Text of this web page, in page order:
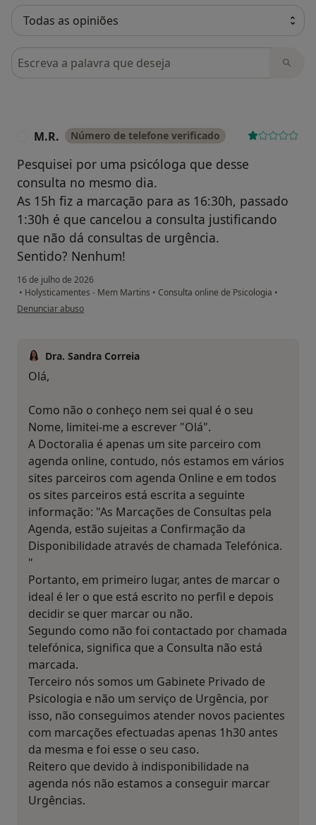
Pesquisar em opiniões
M.R. Número de telefone verificado
Pesquisei por uma psicóloga que desse
consulta no mesmo dia.
As 15h fiz a marcação para as 16:30h, passado
1:30h é que cancelou a consulta justificando
que não dá consultas de urgência.
Sentido? Nenhum!
16 de julho de 2026
• Holysticamentes - Mem Martins • Consulta online de Psicologia •
na opinião do utilizador M.R.
Denunciar abuso
Dra. Sandra Correia
Olá,
Como não o conheço nem sei qual é o seu
Nome, limitei-me a escrever "Olá".
A Doctoralia é apenas um site parceiro com
agenda online, contudo, nós estamos em vários
sites parceiros com agenda Online e em todos
os sites parceiros está escrita a seguinte
informação: "As Marcações de Consultas pela
Agenda, estão sujeitas a Confirmação da
Disponibilidade através de chamada Telefónica.
"
Portanto, em primeiro lugar, antes de marcar o
ideal é ler o que está escrito no perfil e depois
decidir se quer marcar ou não.
Segundo como não foi contactado por chamada
telefónica, significa que a Consulta não está
marcada.
Terceiro nós somos um Gabinete Privado de
Psicologia e não um serviço de Urgência, por
isso, não conseguimos atender novos pacientes
com marcações efectuadas apenas 1h30 antes
da mesma e foi esse o seu caso.
Reitero que devido à indisponibilidade na
agenda nós não estamos a conseguir marcar
Urgências.